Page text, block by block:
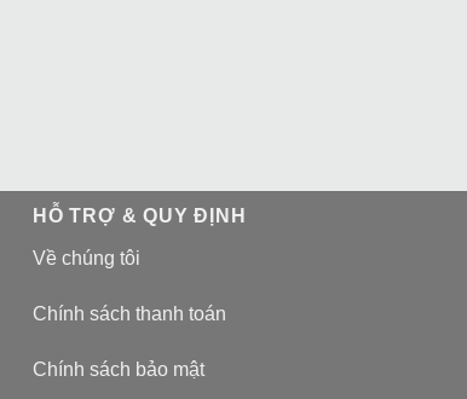
HỖ TRỢ & QUY ĐỊNH
Về chúng tôi
Chính sách thanh toán
Chính sách bảo mật